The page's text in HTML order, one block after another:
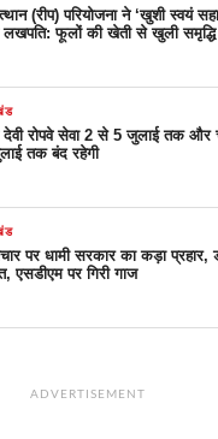
(रीप) परियोजना ने ‘खुशी स्वयं
लखपति: फूलों की खेती से खुली समृद्धि
देवी रोपवे सेवा 2 से 5 जुलाई तक और
तक बंद रहेगी
पर धामी सरकार का कड़ा प्रहार,
एसडीएम पर गिरी गाज
ADVERTISEMENT